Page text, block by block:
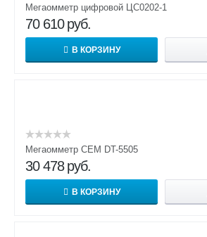
Мегаомметр цифровой ЦС0202-1
70 610 руб.
В КОРЗИНУ
Мегаомметр CEM DT-5505
30 478 руб.
В КОРЗИНУ